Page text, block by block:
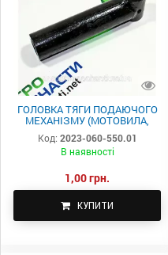
ГОЛОВКА ТЯГИ ПОДАЮЧОГО
МЕХАНІЗМУ (МОТОВИЛА,
КРЫВОШИПА) ПРЕС-
ПІДБИРАЧІ SIPMA 2023-060-
550.01
Код: 2023-060-550.01
В наявності
1,00 грн.
КУПИТИ